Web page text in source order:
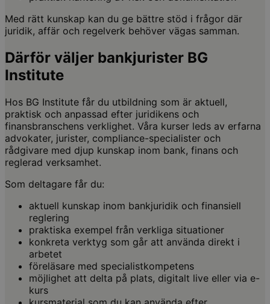
Med rätt kunskap kan du ge bättre stöd i frågor där
juridik, affär och regelverk behöver vägas samman.
Därför väljer bankjurister BG
Institute
Hos BG Institute får du utbildning som är aktuell,
praktisk och anpassad efter juridikens och
finansbranschens verklighet. Våra kurser leds av erfarna
advokater, jurister, compliance-specialister och
rådgivare med djup kunskap inom bank, finans och
reglerad verksamhet.
Som deltagare får du:
aktuell kunskap inom bankjuridik och finansiell
reglering
praktiska exempel från verkliga situationer
konkreta verktyg som går att använda direkt i
arbetet
föreläsare med specialistkompetens
möjlighet att delta på plats, digitalt live eller via e-
kurs